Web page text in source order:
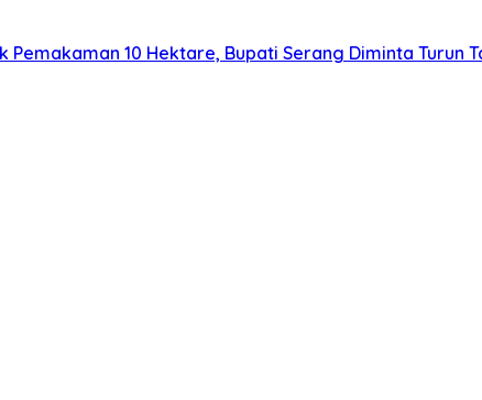
10 Hektare, Bupati Serang Diminta Turun